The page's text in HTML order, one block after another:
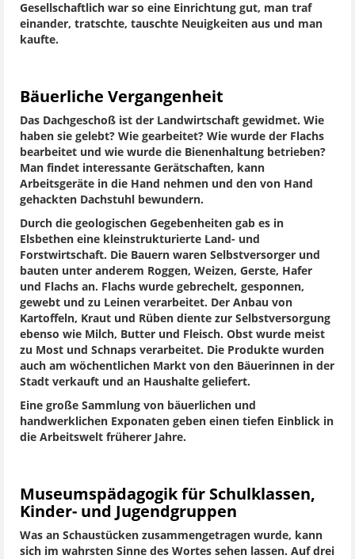
Gesellschaftlich war so eine Einrichtung gut, man traf
einander, tratschte, tauschte Neuigkeiten aus und man
kaufte.
Bäuerliche Vergangenheit
Das Dachgeschoß ist der Landwirtschaft gewidmet. Wie
haben sie gelebt? Wie gearbeitet? Wie wurde der Flachs
bearbeitet und wie wurde die Bienenhaltung betrieben?
Man findet interessante Gerätschaften, kann
Arbeitsgeräte in die Hand nehmen und den von Hand
gehackten Dachstuhl bewundern.
Durch die geologischen Gegebenheiten gab es in
Elsbethen eine kleinstrukturierte Land- und
Forstwirtschaft. Die Bauern waren Selbstversorger und
bauten unter anderem Roggen, Weizen, Gerste, Hafer
und Flachs an. Flachs wurde gebrechelt, gesponnen,
gewebt und zu Leinen verarbeitet. Der Anbau von
Kartoffeln, Kraut und Rüben diente zur Selbstversorgung
ebenso wie Milch, Butter und Fleisch. Obst wurde meist
zu Most und Schnaps verarbeitet. Die Produkte wurden
auch am wöchentlichen Markt von den Bäuerinnen in der
Stadt verkauft und an Haushalte geliefert.
Eine große Sammlung von bäuerlichen und
handwerklichen Exponaten geben einen tiefen Einblick in
die Arbeitswelt früherer Jahre.
Museumspädagogik für Schulklassen,
Kinder- und Jugendgruppen
Was an Schaustücken zusammengetragen wurde, kann
sich im wahrsten Sinne des Wortes sehen lassen. Auf drei